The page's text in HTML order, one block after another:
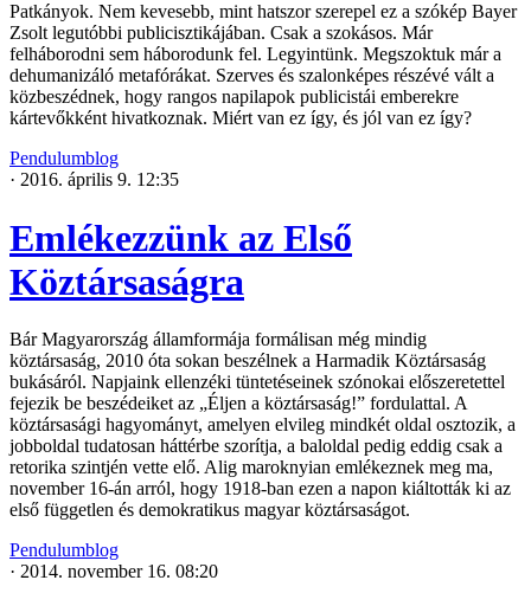
Patkányok. Nem kevesebb, mint hatszor szerepel ez a szókép Bayer
Zsolt legutóbbi publicisztikájában. Csak a szokásos. Már
felháborodni sem háborodunk fel. Legyintünk. Megszoktuk már a
dehumanizáló metafórákat. Szerves és szalonképes részévé vált a
közbeszédnek, hogy rangos napilapok publicistái emberekre
kártevőkként hivatkoznak. Miért van ez így, és jól van ez így?
Pendulumblog
· 2016. április 9. 12:35
Emlékezzünk az Első
Köztársaságra
Bár Magyarország államformája formálisan még mindig
köztársaság, 2010 óta sokan beszélnek a Harmadik Köztársaság
bukásáról. Napjaink ellenzéki tüntetéseinek szónokai előszeretettel
fejezik be beszédeiket az „Éljen a köztársaság!” fordulattal. A
köztársasági hagyományt, amelyen elvileg mindkét oldal osztozik, a
jobboldal tudatosan háttérbe szorítja, a baloldal pedig eddig csak a
retorika szintjén vette elő. Alig maroknyian emlékeznek meg ma,
november 16-án arról, hogy 1918-ban ezen a napon kiáltották ki az
első független és demokratikus magyar köztársaságot.
Pendulumblog
· 2014. november 16. 08:20